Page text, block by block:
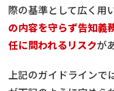
際の基準として広く用
の内容を守らず告知義
任に問われるリスクが
上記のガイドライン